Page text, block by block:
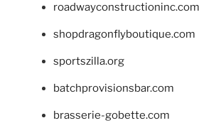
roadwayconstructioninc.com
shopdragonflyboutique.com
sportszilla.org
batchprovisionsbar.com
brasserie-gobette.com